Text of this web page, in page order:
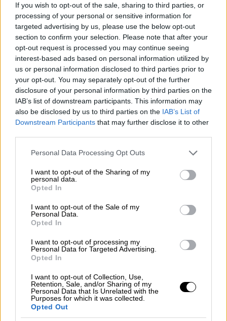
If you wish to opt-out of the sale, sharing to third parties, or
processing of your personal or sensitive information for
targeted advertising by us, please use the below opt-out
section to confirm your selection. Please note that after your
opt-out request is processed you may continue seeing
interest-based ads based on personal information utilized by
us or personal information disclosed to third parties prior to
your opt-out. You may separately opt-out of the further
disclosure of your personal information by third parties on the
IAB’s list of downstream participants. This information may
also be disclosed by us to third parties on the IAB’s List of
Downstream Participants that may further disclose it to other
Please note that this website/app uses one or more Google
not limited to your visit or usage behaviour. You may click to
grant or deny consent to Google and its third-party tags to
use your data for below specified purposes in below Google
consent section.
Personal Data Processing Opt Outs
I want to opt-out of the Sharing of my
personal data.
Opted In
I want to opt-out of the Sale of my
Personal Data.
Opted In
I want to opt-out of processing my
Personal Data for Targeted Advertising.
Opted In
I want to opt-out of Collection, Use,
Retention, Sale, and/or Sharing of my
Personal Data that Is Unrelated with the
Purposes for which it was collected.
Opted Out
O Άρης και η Άννα συναντιούνται τυχαία σε
μια ερειπωμένη, παραθαλάσσια πόλη γεμάτη
με κεραίες που εκπέμπουν παράξενους
κατοίκων που έχουν χαθεί ξαφνικά και
ανεξήγητα. Μέσα σε αυτόν τον παράξενο
κόσμο, η Άννα και ο Άρης ερωτεύονται.
Λίγες μέρες μετά, η Άννα εξαφανίζεται.
Πρωταγωνιστούν: Aγγελική Παπούλια,
Χρήστος Πασσαλής, Σοφία Κόκκαλη, Μαρία
Σκουλά, Βασίλης Καραμπούλας, Μαρίσσα
Θανάσης Δήμου, Ράνια Οικονομίδου,
Αθανασία Καλλιμάνη.
Meet the Neighbors